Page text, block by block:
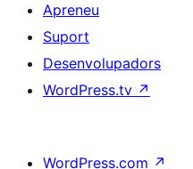
Apreneu
Suport
Desenvolupadors
WordPress.tv ↗
WordPress.com ↗